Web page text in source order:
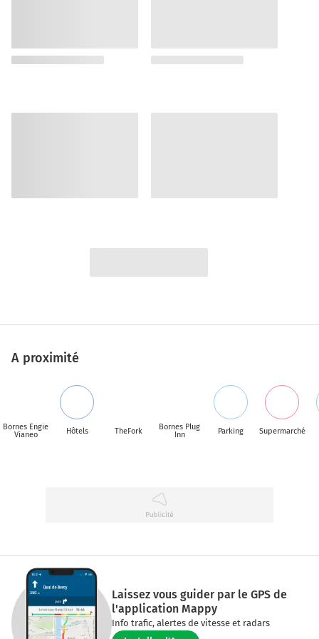
A proximité
Bornes Engie
Vianeo
Hôtels TheFork
Bornes Plug
Inn
Parking Supermarché
Laissez vous guider par le GPS de
l'application Mappy
Info trafic, alertes de vitesse et radars